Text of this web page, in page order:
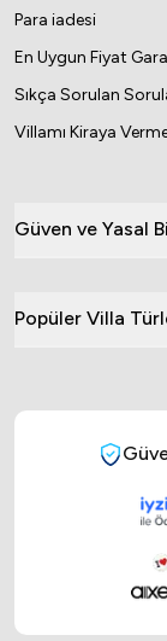
Para iadesi
En Uygun Fiyat
Sıkça Sorulan
Villamı Kiraya
Güven ve Yasal
Popüler Villa